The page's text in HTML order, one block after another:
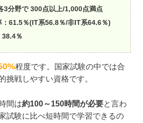
3分野で 300点以上/1,000点満点
：61.5％(IT系56.8％/非IT系64.6％)
38.4％
程度です。国家試験の中では合
挑戦しやすい資格です。
間は約100～150時間が必要と言わ
試験に比べ短時間で学習できるの